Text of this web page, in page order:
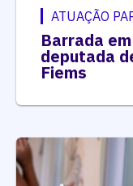
ATUAÇÃO
Barrada
deputada
Fiems